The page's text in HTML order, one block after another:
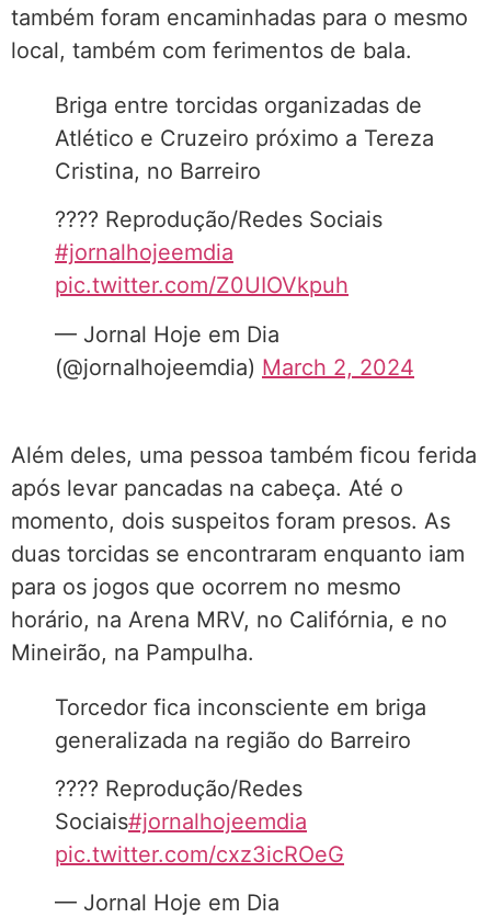
também foram encaminhadas para o mesmo
local, também com ferimentos de bala.
Briga entre torcidas organizadas de
Atlético e Cruzeiro próximo a Tereza
Cristina, no Barreiro
???? Reprodução/Redes Sociais
#jornalhojeemdia
pic.twitter.com/Z0UIOVkpuh
— Jornal Hoje em Dia
(@jornalhojeemdia) March 2, 2024
Além deles, uma pessoa também ficou ferida
após levar pancadas na cabeça. Até o
momento, dois suspeitos foram presos. As
duas torcidas se encontraram enquanto iam
para os jogos que ocorrem no mesmo
horário, na Arena MRV, no Califórnia, e no
Mineirão, na Pampulha.
Torcedor fica inconsciente em briga
generalizada na região do Barreiro
???? Reprodução/Redes
Sociais#jornalhojeemdia
pic.twitter.com/cxz3icROeG
— Jornal Hoje em Dia